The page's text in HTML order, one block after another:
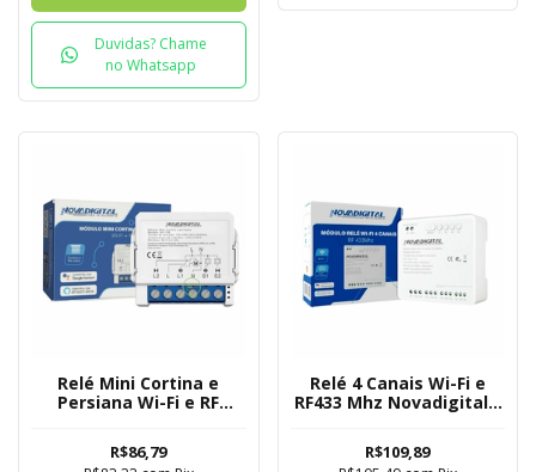
Duvidas? Chame
no Whatsapp
Relé Mini Cortina e
Persiana Wi-Fi e RF
Tuya
R$86,79
Relé 4 Canais Wi-Fi e
RF433 Mhz Novadigital -
R$109,89